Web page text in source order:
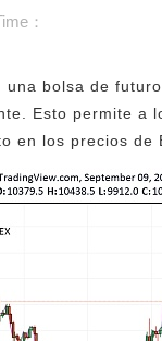
：
una bolsa de
Esto permite a
en los precios de